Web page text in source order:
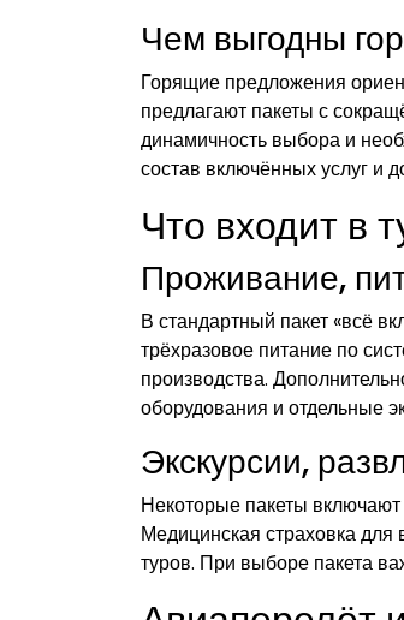
Чем выгодны
Горящие предложения
предлагают пакеты с
динамичность выбора и
состав включённых услуг и
Что входит в
Проживание,
В стандартный пакет «всё
трёхразовое питание по
производства.
оборудования и отдельные
Экскурсии,
Некоторые пакеты
Медицинская страховка для
туров. При выборе пакета